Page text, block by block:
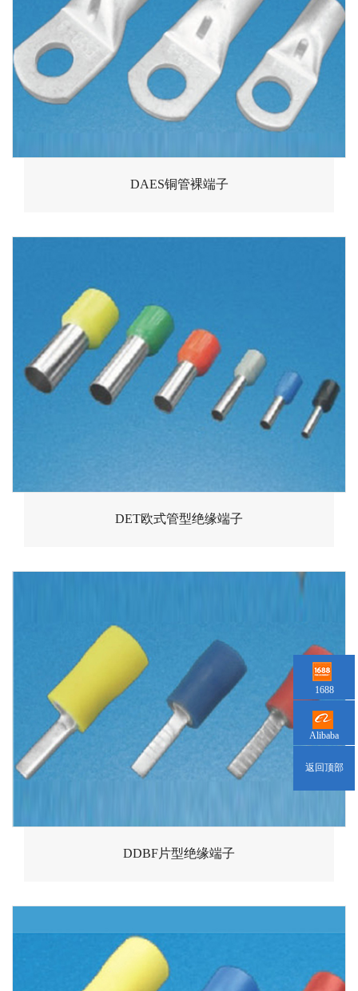
DAES铜管裸端子
DET欧式管型绝缘端子
DDBF片型绝缘端子
1688
Alibaba
返回顶部